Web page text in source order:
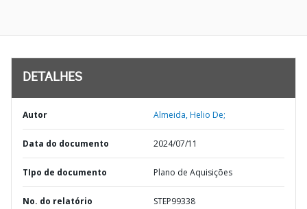
DETALHES
Autor Almeida, Helio De;
Data do documento 2024/07/11
TIpo de documento Plano de Aquisições
No. do relatório STEP99338